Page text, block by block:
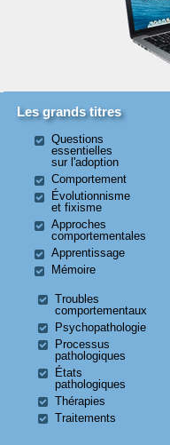
Les grands titres
Questions
essentielles
sur l'adoption
Comportement
Évolutionnisme
et fixisme
Approches
comportementales
Apprentissage
Mémoire
Troubles
comportementaux
Psychopathologie
Processus
pathologiques
États
pathologiques
Thérapies
Traitements